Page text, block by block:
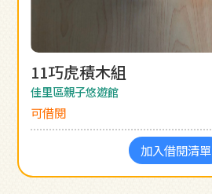
11巧虎積木組
佳里區親子悠遊館
可借閱
加入借閱清單